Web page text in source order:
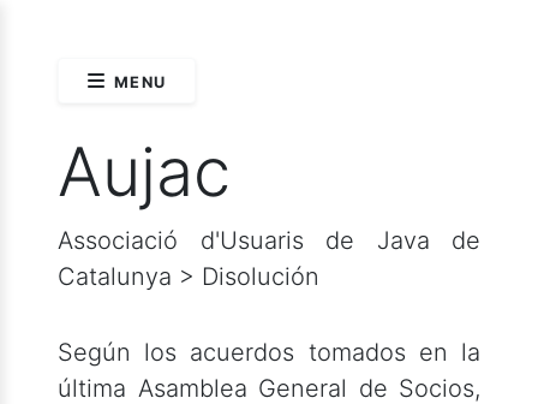
MENU
Aujac
Associació d'Usuaris de Java de
Catalunya > Disolución
Según los acuerdos tomados en la
última Asamblea General de Socios,